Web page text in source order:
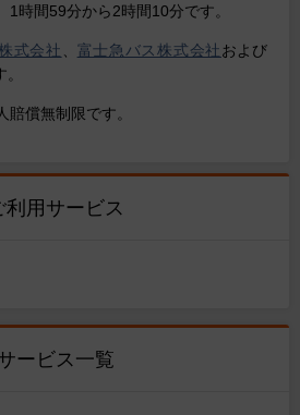
1時間59分から2時間10分です。
式会社 富士急バス株式会社 および
償無制限です。
利用サービス
ービス一覧